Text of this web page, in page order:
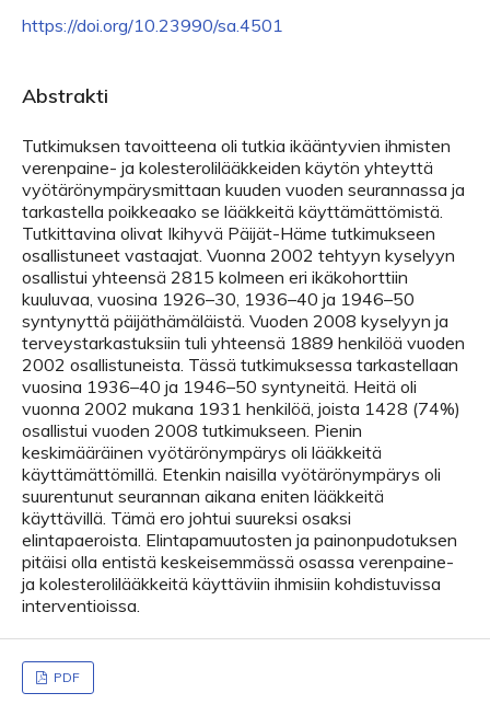
https://doi.org/10.23990/sa.4501
Abstrakti
Tutkimuksen tavoitteena oli tutkia ikääntyvien ihmisten
verenpaine- ja kolesterolilääkkeiden käytön yhteyttä
vyötärönympärysmittaan kuuden vuoden seurannassa ja
tarkastella poikkeaako se lääkkeitä käyttämättömistä.
Tutkittavina olivat Ikihyvä Päijät-Häme tutkimukseen
osallistuneet vastaajat. Vuonna 2002 tehtyyn kyselyyn
osallistui yhteensä 2815 kolmeen eri ikäkohorttiin
kuuluvaa, vuosina 1926–30, 1936–40 ja 1946–50
syntynyttä päijäthämäläistä. Vuoden 2008 kyselyyn ja
terveystarkastuksiin tuli yhteensä 1889 henkilöä vuoden
2002 osallistuneista. Tässä tutkimuksessa tarkastellaan
vuosina 1936–40 ja 1946–50 syntyneitä. Heitä oli
vuonna 2002 mukana 1931 henkilöä, joista 1428 (74%)
osallistui vuoden 2008 tutkimukseen. Pienin
keskimääräinen vyötärönympärys oli lääkkeitä
käyttämättömillä. Etenkin naisilla vyötärönympärys oli
suurentunut seurannan aikana eniten lääkkeitä
käyttävillä. Tämä ero johtui suureksi osaksi
elintapaeroista. Elintapamuutosten ja painonpudotuksen
pitäisi olla entistä keskeisemmässä osassa verenpaine-
ja kolesterolilääkkeitä käyttäviin ihmisiin kohdistuvissa
interventioissa.
PDF